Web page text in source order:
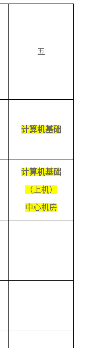
五
计算机基础
计算机基础
（上机）
中心机房